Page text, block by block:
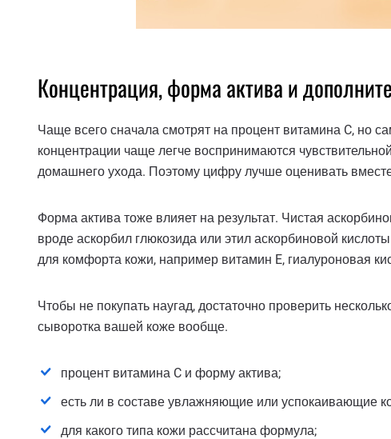
Концентрация, форма актива и
Чаще всего сначала смотрят на процент витамина C, но
концентрации чаще легче воспринимаются
домашнего ухода. Поэтому цифру лучше оценивать
Форма актива тоже влияет на результат. Чистая
вроде аскорбил глюкозида или этил аскорбиновой
для комфорта кожи, например витамин E, гиалуроновая
Чтобы не покупать наугад, достаточно проверить
сыворотка вашей коже вообще.
процент витамина C и форму актива;
есть ли в составе увлажняющие или успокаивающие
для какого типа кожи рассчитана формула;